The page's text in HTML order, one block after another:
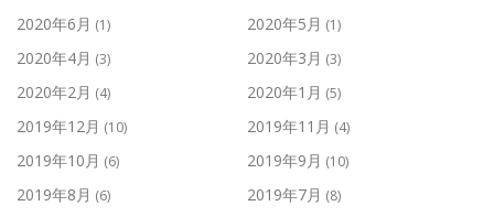
2020年6月 (1) 2020年5月 (1)
2020年4月 (3) 2020年3月 (3)
2020年2月 (4) 2020年1月 (5)
2019年12月 (10) 2019年11月 (4)
2019年10月 (6) 2019年9月 (10)
2019年8月 (6) 2019年7月 (8)